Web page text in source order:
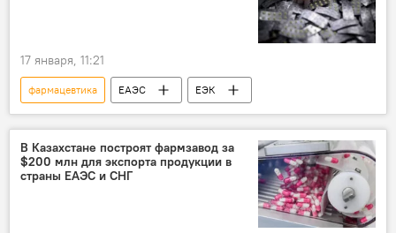
17 января, 11:21
фармацевтика ЕАЭС ЕЭК
В Казахстане построят фармзавод за
$200 млн для экспорта продукции в
страны ЕАЭС и СНГ